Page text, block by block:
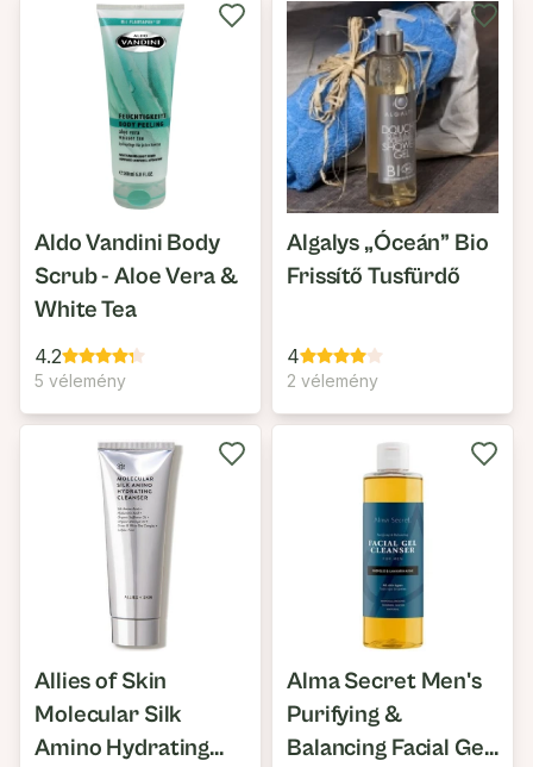
Aldo Vandini Body
Scrub - Aloe Vera &
White Tea
4.2
5 vélemény
Algalys „Óceán” Bio
Frissítő Tusfürdő
4
2 vélemény
Allies of Skin
Molecular Silk
Amino Hydrating
Alma Secret Men's
Purifying &
Balancing Facial Gel